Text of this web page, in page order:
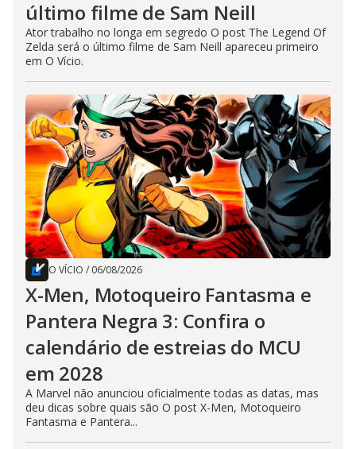
último filme de Sam Neill
Ator trabalho no longa em segredo O post The Legend Of
Zelda será o último filme de Sam Neill apareceu primeiro
em O Vício.
O VÍCIO / 06/08/2026
X-Men, Motoqueiro Fantasma e
Pantera Negra 3: Confira o
calendário de estreias do MCU
em 2028
A Marvel não anunciou oficialmente todas as datas, mas
deu dicas sobre quais são O post X-Men, Motoqueiro
Fantasma e Pantera...